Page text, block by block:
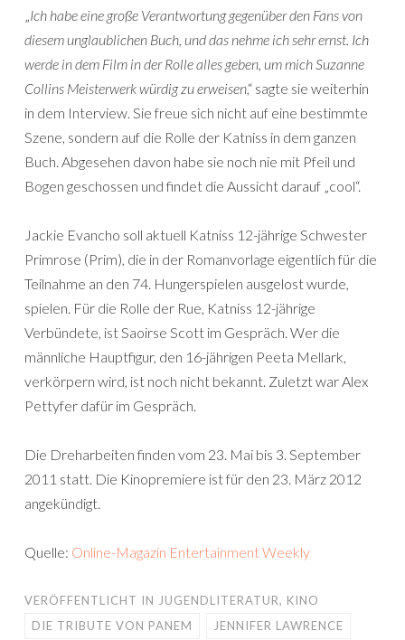
„Ich habe eine große Verantwortung gegenüber den Fans von
diesem unglaublichen Buch, und das nehme ich sehr ernst. Ich
werde in dem Film in der Rolle alles geben, um mich Suzanne
Collins Meisterwerk würdig zu erweisen,“ sagte sie weiterhin
in dem Interview. Sie freue sich nicht auf eine bestimmte
Szene, sondern auf die Rolle der Katniss in dem ganzen
Buch. Abgesehen davon habe sie noch nie mit Pfeil und
Bogen geschossen und findet die Aussicht darauf „cool“.
Jackie Evancho soll aktuell Katniss 12-jährige Schwester
Primrose (Prim), die in der Romanvorlage eigentlich für die
Teilnahme an den 74. Hungerspielen ausgelost wurde,
spielen. Für die Rolle der Rue, Katniss 12-jährige
Verbündete, ist Saoirse Scott im Gespräch. Wer die
männliche Hauptfigur, den 16-jährigen Peeta Mellark,
verkörpern wird, ist noch nicht bekannt. Zuletzt war Alex
Pettyfer dafür im Gespräch.
Die Dreharbeiten finden vom 23. Mai bis 3. September
2011 statt. Die Kinopremiere ist für den 23. März 2012
angekündigt.
Quelle: Online-Magazin Entertainment Weekly
VERÖFFENTLICHT IN JUGENDLITERATUR, KINO
DIE TRIBUTE VON PANEM
JENNIFER LAWRENCE